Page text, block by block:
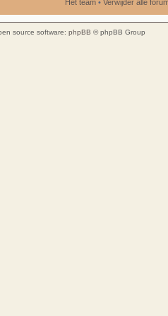
Het team• Verwijder alle
source software: phpBB © phpBB Group